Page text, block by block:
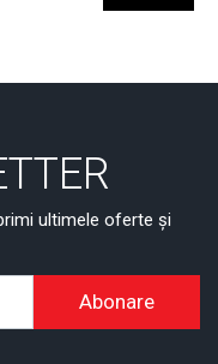
ultimele oferte și
Abonare